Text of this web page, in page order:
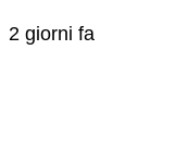
2 giorni fa